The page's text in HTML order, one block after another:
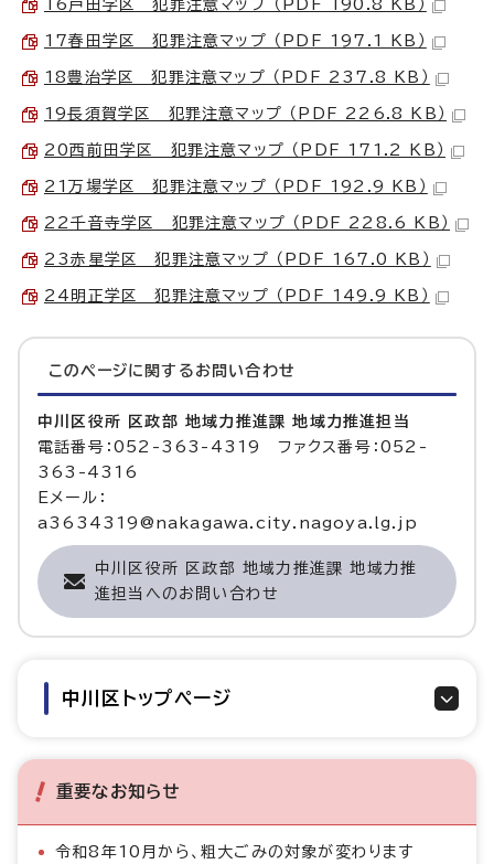
16戸田学区 犯罪注意マップ （PDF 190.8 KB）
17春田学区 犯罪注意マップ （PDF 197.1 KB）
18豊治学区 犯罪注意マップ （PDF 237.8 KB）
19長須賀学区 犯罪注意マップ （PDF 226.8 KB）
20西前田学区 犯罪注意マップ （PDF 171.2 KB）
21万場学区 犯罪注意マップ （PDF 192.9 KB）
22千音寺学区 犯罪注意マップ （PDF 228.6 KB）
23赤星学区 犯罪注意マップ （PDF 167.0 KB）
24明正学区 犯罪注意マップ （PDF 149.9 KB）
このページに関する お問い合わせ
中川区役所 区政部 地域力推進課 地域力推進担当
電話番号：052-363-4319 ファクス番号：052-
363-4316
Eメール：
a3634319@nakagawa.city.nagoya.lg.jp
中川区役所 区政部 地域力推進課 地域力推
進担当へのお問い合わせ
中川区トップページ
重要なお知らせ
令和8年10月から、粗大ごみの対象が変わります